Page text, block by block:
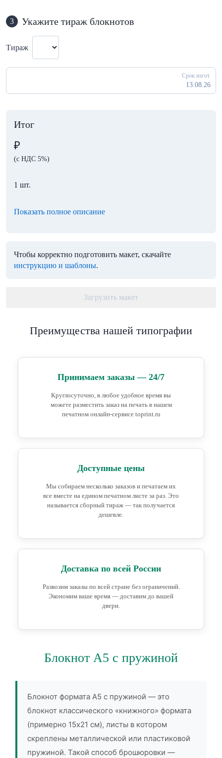
3 Укажите тираж блокнотов
Тираж
Срок изгот.
13.08.26
Итог
₽
(с НДС 5%)
1 шт.
Показать полное описание
Чтобы корректно подготовить макет, скачайте
инструкцию и шаблоны.
Загрузить макет
Преимущества нашей типографии
Принимаем заказы — 24/7
Круглосуточно, в любое удобное время вы
можете разместить заказ на печать в нашем
печатном онлайн-сервисе toprint.ru
Доступные цены
Мы собираем несколько заказов и печатаем их
все вместе на едином печатном листе за раз. Это
называется сборный тираж — так получается
дешевле.
Доставка по всей России
Развозим заказы по всей стране без ограничений.
Экономим ваше время — доставим до вашей
двери.
Блокнот А5 с пружиной
Блокнот формата А5 с пружиной — это
блокнот классического «книжного» формата
(примерно 15х21 см), листы в котором
скреплены металлической или пластиковой
пружиной. Такой способ брошюровки —